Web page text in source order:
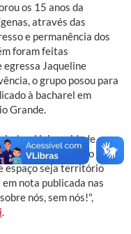
os 15 anos da
através das
e permanência dos
foram feitas
egressa Jaqueline
o grupo posou para
à bacharel em
Grande.
a Universidade com
coletivizando o
espaço seja território
nota publicada nas
nós, sem nós!",
.